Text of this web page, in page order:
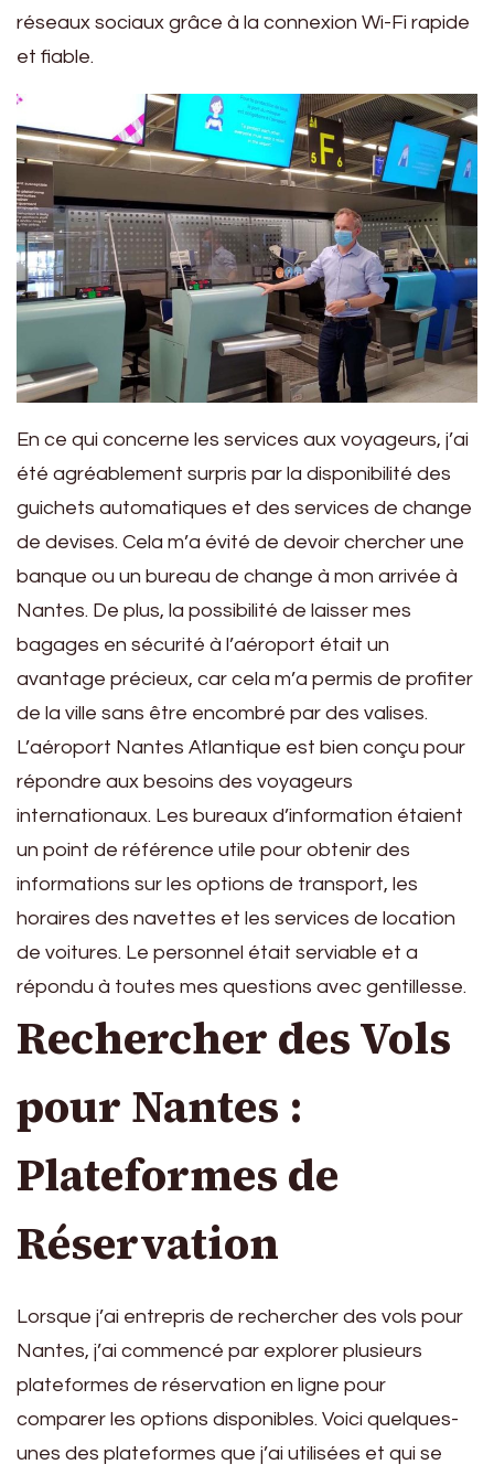
réseaux sociaux grâce à la connexion Wi-Fi rapide
et fiable.
En ce qui concerne les services aux voyageurs, j’ai
été agréablement surpris par la disponibilité des
guichets automatiques et des services de change
de devises. Cela m’a évité de devoir chercher une
banque ou un bureau de change à mon arrivée à
Nantes. De plus, la possibilité de laisser mes
bagages en sécurité à l’aéroport était un
avantage précieux, car cela m’a permis de profiter
de la ville sans être encombré par des valises.
L’aéroport Nantes Atlantique est bien conçu pour
répondre aux besoins des voyageurs
internationaux. Les bureaux d’information étaient
un point de référence utile pour obtenir des
informations sur les options de transport, les
horaires des navettes et les services de location
de voitures. Le personnel était serviable et a
répondu à toutes mes questions avec gentillesse.
Rechercher des Vols
pour Nantes :
Plateformes de
Réservation
Lorsque j’ai entrepris de rechercher des vols pour
Nantes, j’ai commencé par explorer plusieurs
plateformes de réservation en ligne pour
comparer les options disponibles. Voici quelques-
unes des plateformes que j’ai utilisées et qui se